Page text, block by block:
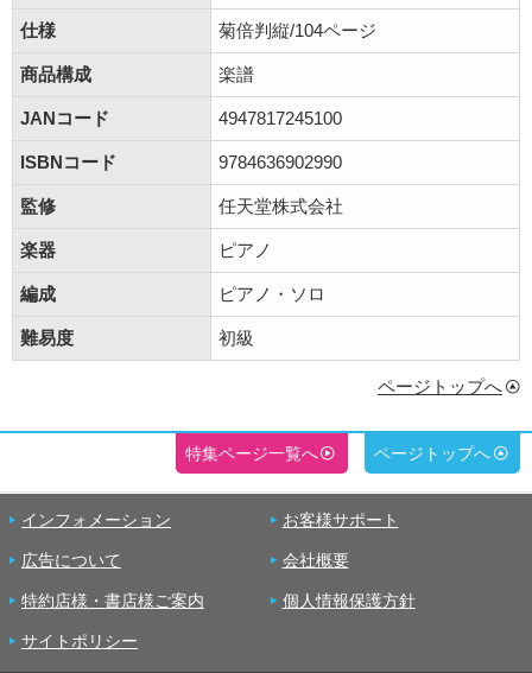
仕様 菊倍判縦/104ページ
商品構成 楽譜
JANコード 4947817245100
ISBNコード 9784636902990
監修 任天堂株式会社
楽器 ピアノ
編成 ピアノ・ソロ
難易度 初級
ページトップへ
特集ページ一覧へ ページトップへ
インフォメーション お客様サポート
広告について 会社概要
特約店様・書店様ご案内 個人情報保護方針
サイトポリシー